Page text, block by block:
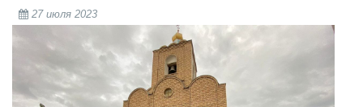
27 июля 2023